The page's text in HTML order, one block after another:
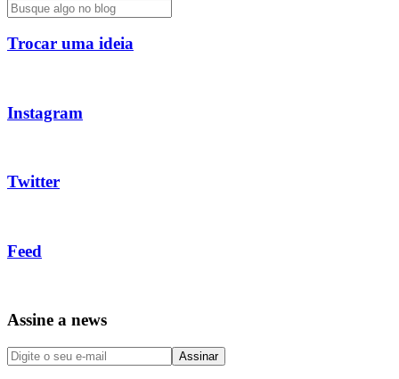
Trocar uma ideia
Instagram
Twitter
Feed
Assine a news